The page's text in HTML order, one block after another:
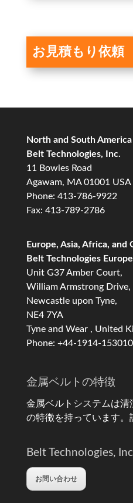
お見積もり依頼
North and South America
Belt Technologies, Inc.
11 Bowles Road
Agawam, MA 01001 USA
Phone: 413-786-9922
Fax: 413-789-2786
Europe, Asia, Africa, and
Belt Technologies
Unit G37 Amber Court,
William Armstrong Drive,
Newcastle upon Tyne,
NE4 7YA
Tyne and Wear , United
Phone: +44-1914-153010
金属ベルトの特徴
金属ベルトシステムは
の特徴を持っています。
Belt Technologies,
お問い合わせ